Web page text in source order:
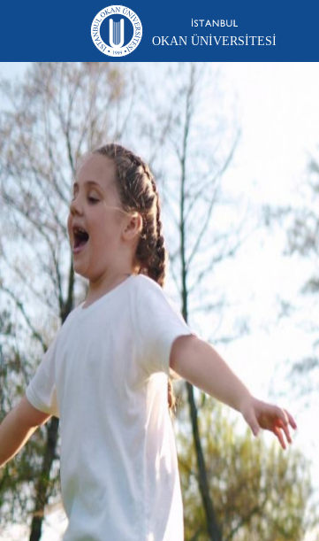
OKAN ÜNIVERSITESI